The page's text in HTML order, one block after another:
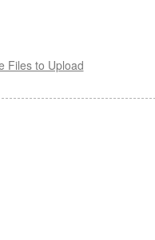
Files to Upload